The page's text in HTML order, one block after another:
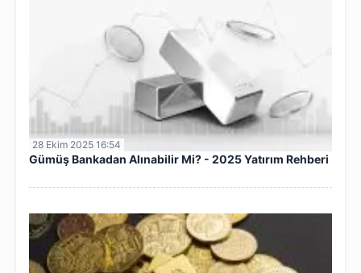
28 Ekim 2025 16:54
Gümüş Bankadan Alınabilir Mi? - 2025 Yatırım Rehberi